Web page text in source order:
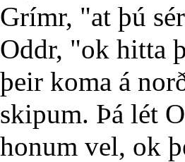
Grímr, "at þú
Oddr, "ok hitta
þeir koma á
skipum. Þá lét
honum vel, ok